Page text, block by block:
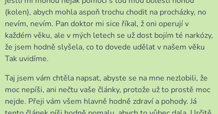
(kolen), abych mohla aspoň trochu chodit na procházky, no
nevím, nevím. Pan doktor mi sice říkal, ž oni operují v
každém věku, ale v mých letech se už dost bojím té narkózy,
že jsem hodně slyšela, co to dovede udělat v našem věku
Tak uvidíme.
Taj jsem vám chtěla napsat, abyste se na mne nezlobili, že
moc nepíši, ani nečtu vaše články, protože už to prostě moc
nejde. Přeji vám všem hlavně hodně zdraví a pohody. Já